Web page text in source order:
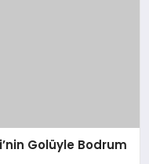
Golüyle Bodrum